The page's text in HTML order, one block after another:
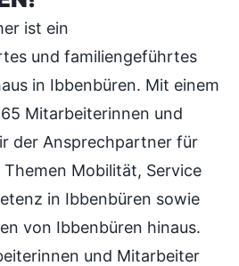
ist ein
und familiengeführtes
in Ibbenbüren. Mit einem
Mitarbeiterinnen und
der Ansprechpartner für
Mobilität, Service
in Ibbenbüren sowie
von Ibbenbüren hinaus.
und Mitarbeiter